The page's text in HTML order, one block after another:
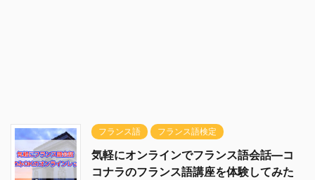
フランス語 フランス語検定
気軽にオンラインでフランス語会話―コ
コナラのフランス語講座を体験してみた